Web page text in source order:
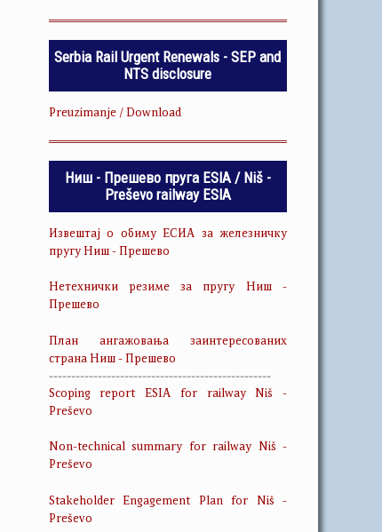
Serbia Rail Urgent Renewals - SEP and
NTS disclosure
Preuzimanje / Download
Ниш - Прешево пруга ESIA / Niš -
Preševo railway ESIA
Извештај о обиму ЕСИА за железничку
пругу Ниш - Прешево
Нетехнички резиме за пругу Ниш -
Прешево
План ангажовања заинтересованих
страна Ниш - Прешево
--------------------------------------------------
Scoping report ESIA for railway Niš -
Preševo
Non-technical summary for railway Niš -
Preševo
Stakeholder Engagement Plan for Niš -
Preševo